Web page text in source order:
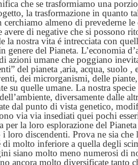
che se trasformiamo una
la trasformazione in quanto
cerchiamo almeno di prevederne le
avere di negative che si possono
la nostra vita é intrecciata con
genere del Pianeta. L’economia
azioni umane che poggiano
del pianeta ,aria, acqua, suolo ,
dei microrganismi, delle
su quelle umane. La nostra
diversamente dalle
dal punto di vista genetico,
via via insediati quei pochi
per la loro esplorazione del Pianeta
loro discendenti. Prova ne sia che
di molto inferiore a quella degli
siano molto meno numerosi di
ancora molto diversificate tanto